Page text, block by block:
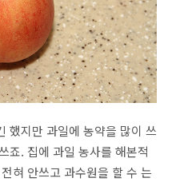
했지만 과일에 농약을 많이 쓰
죠. 집에 과일 농사를 해본적
혀 안쓰고 과수원을 할 수 는